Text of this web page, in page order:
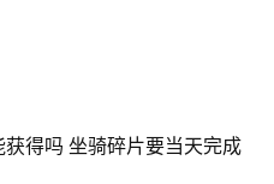
得吗 坐骑碎片要当天完成